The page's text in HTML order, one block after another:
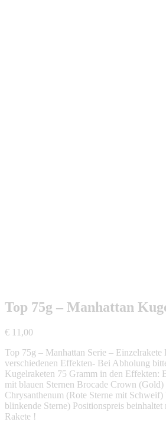
Top 75g – Manhattan
€ 11,00
Top 75g – Manhattan Serie – Einzelrakete
verschiedenen Effekten- Bei Abholung
Kugelraketen 75 Gramm in den Effekten:
mit blauen Sternen Brocade Crown (Gold)
Chrysanthenum (Rote Sterne mit
blinkende Sterne) Positionspreis
Rakete !